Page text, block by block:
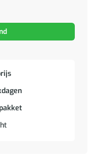
cm Massief Mango Hout